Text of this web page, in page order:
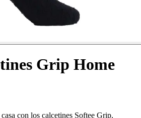
Grip Home
con los calcetines Softee Grip,